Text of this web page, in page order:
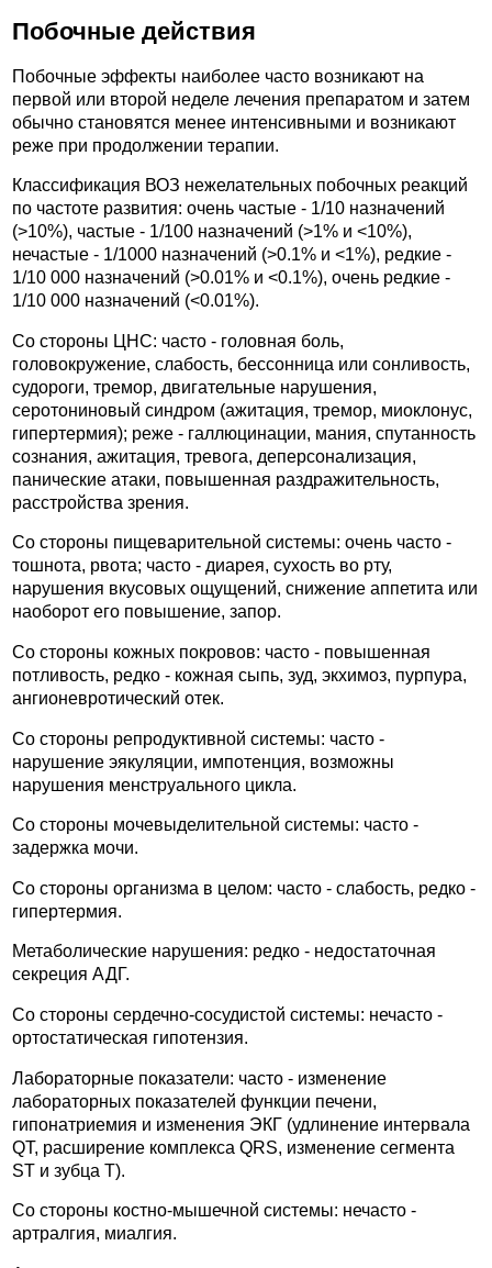
Побочные действия
Побочные эффекты наиболее часто возникают на
первой или второй неделе лечения препаратом и затем
обычно становятся менее интенсивными и возникают
реже при продолжении терапии.
Классификация ВОЗ нежелательных побочных реакций
по частоте развития: очень частые - 1/10 назначений
(>10%), частые - 1/100 назначений (>1% и <10%),
нечастые - 1/1000 назначений (>0.1% и <1%), редкие -
1/10 000 назначений (>0.01% и <0.1%), очень редкие -
1/10 000 назначений (<0.01%).
Со стороны ЦНС: часто - головная боль,
головокружение, слабость, бессонница или сонливость,
судороги, тремор, двигательные нарушения,
серотониновый синдром (ажитация, тремор, миоклонус,
гипертермия); реже - галлюцинации, мания, спутанность
сознания, ажитация, тревога, деперсонализация,
панические атаки, повышенная раздражительность,
расстройства зрения.
Со стороны пищеварительной системы: очень часто -
тошнота, рвота; часто - диарея, сухость во рту,
нарушения вкусовых ощущений, снижение аппетита или
наоборот его повышение, запор.
Со стороны кожных покровов: часто - повышенная
потливость, редко - кожная сыпь, зуд, экхимоз, пурпура,
ангионевротический отек.
Со стороны репродуктивной системы: часто -
нарушение эякуляции, импотенция, возможны
нарушения менструального цикла.
Со стороны мочевыделительной системы: часто -
задержка мочи.
Со стороны организма в целом: часто - слабость, редко -
гипертермия.
Метаболические нарушения: редко - недостаточная
секреция АДГ.
Со стороны сердечно-сосудистой системы: нечасто -
ортостатическая гипотензия.
Лабораторные показатели: часто - изменение
лабораторных показателей функции печени,
гипонатриемия и изменения ЭКГ (удлинение интервала
QT, расширение комплекса QRS, изменение сегмента
ST и зубца Т).
Со стороны костно-мышечной системы: нечасто -
артралгия, миалгия.